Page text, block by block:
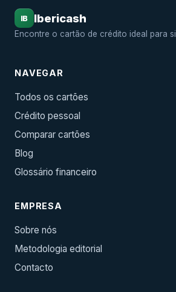
IB Ibericash
Encontre o cartão de crédito ideal para si
NAVEGAR
Todos os cartões
Crédito pessoal
Comparar cartões
Blog
Glossário financeiro
EMPRESA
Sobre nós
Metodologia editorial
Contacto